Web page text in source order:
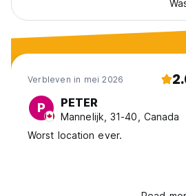
Verbleven in mei 2026
P PETER
Mannelijk, 31-40, Canada
Worst location ever.